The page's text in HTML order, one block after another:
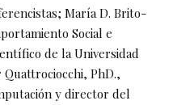
María D. Brito-
Social e
de la Universidad
Quattrociocchi, PhD.,
y director del